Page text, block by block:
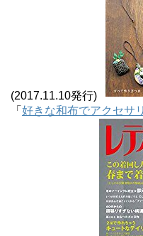
(2017.11.10発行)
「 好きな和布でアクセサ